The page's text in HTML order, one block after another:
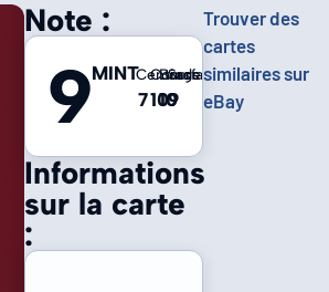
Informations
sur la carte
:
Note :
9MINTCentrage
7
Coins
10
Bords
10
Surface
9
Trouver des
cartes
similaires sur
eBay